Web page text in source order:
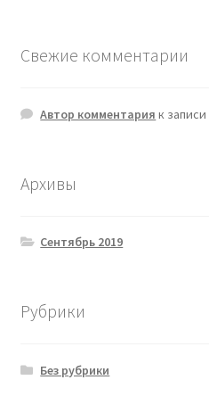
Свежие комментарии
Автор комментария к записи
Архивы
Сентябрь 2019
Рубрики
Без рубрики